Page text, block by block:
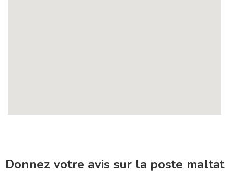
Donnez votre avis sur la poste maltat